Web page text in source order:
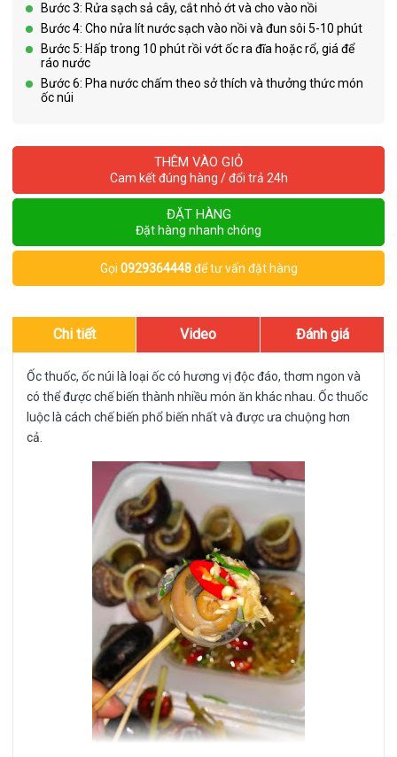
Bước 3: Rửa sạch sả cây, cắt nhỏ ớt và cho vào nồi
Bước 4: Cho nửa lít nước sạch vào nồi và đun sôi 5-10 phút
Bước 5: Hấp trong 10 phút rồi vớt ốc ra đĩa hoặc rổ, giá để
ráo nước
Bước 6: Pha nước chấm theo sở thích và thưởng thức món
ốc núi
THÊM VÀO GIỎ
Cam kết đúng hàng / đổi trả 24h
ĐẶT HÀNG
Đặt hàng nhanh chóng
Gọi 0929364448để tư vấn đặt hàng
Chi tiết Video Đánh giá
Ốc thuốc, ốc núi là loại ốc có hương vị độc đáo, thơm ngon và
có thể được chế biến thành nhiều món ăn khác nhau. Ốc thuốc
luộc là cách chế biến phổ biến nhất và được ưa chuộng hơn
cả.